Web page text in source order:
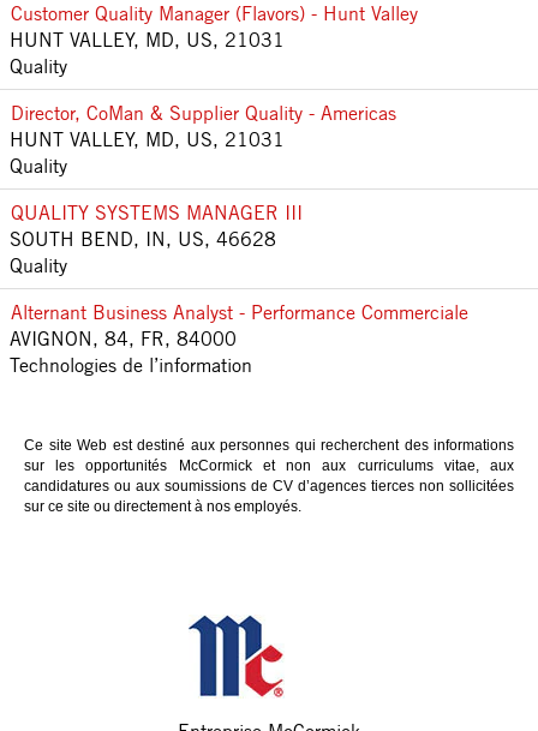
Customer Quality Manager (Flavors) - Hunt Valley
HUNT VALLEY, MD, US, 21031
Quality
Director, CoMan & Supplier Quality - Americas
HUNT VALLEY, MD, US, 21031
Quality
QUALITY SYSTEMS MANAGER III
SOUTH BEND, IN, US, 46628
Quality
Alternant Business Analyst - Performance Commerciale
AVIGNON, 84, FR, 84000
Technologies de l’information
Ce site Web est destiné aux personnes qui recherchent des informations
sur les opportunités McCormick et non aux curriculums vitae, aux
candidatures ou aux soumissions de CV d’agences tierces non sollicitées
sur ce site ou directement à nos employés.